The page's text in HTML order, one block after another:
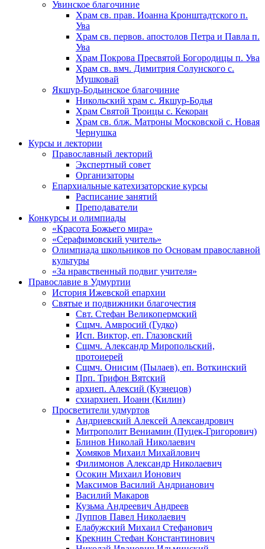
Увинское благочиние
Храм св. прав. Иоанна Кронштадтского п.
Ува
Храм св. первов. апостолов Петра и Павла п.
Ува
Храм Покрова Пресвятой Богородицы п. Ува
Храм св. вмч. Димитрия Солунского с.
Мушковай
Якшур-Бодьинское благочиние
Никольский храм с. Якшур-Бодья
Храм Святой Троицы с. Кекоран
Храм св. блж. Матроны Московской с. Новая
Чернушка
Курсы и лектории
Православный лекторий
Экспертный совет
Организаторы
Епархиальные катехизаторские курсы
Расписание занятий
Преподаватели
Конкурсы и олимпиады
«Красота Божьего мира»
«Серафимовский учитель»
Олимпиада школьников по Основам православной
культуры
«За нравственный подвиг учителя»
Православие в Удмуртии
История Ижевской епархии
Святые и подвижники благочестия
Свт. Стефан Великопермский
Сщмч. Амвросий (Гудко)
Исп. Виктор, еп. Глазовский
Сщмч. Александр Миропольский,
протоиерей
Сщмч. Онисим (Пылаев), еп. Воткинский
Прп. Трифон Вятский
архиеп. Алексий (Кузнецов)
схиархиеп. Иоанн (Килин)
Просветители удмуртов
Андриевский Алексей Александрович
Митрополит Вениамин (Пуцек-Григорович)
Блинов Николай Николаевич
Хомяков Михаил Михайлович
Филимонов Александр Николаевич
Осокин Михаил Ионович
Максимов Василий Андрианович
Василий Макаров
Кузьма Андреевич Андреев
Луппов Павел Николаевич
Елабужский Михаил Стефанович
Крекнин Стефан Константинович